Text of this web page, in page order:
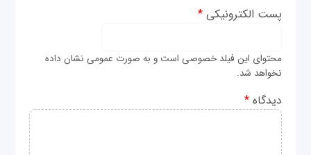
پست الکترونیکی*
محتوای این فیلد خصوصی است و به صورت عمومی نشان داده
نخواهد شد.
دیدگاه*